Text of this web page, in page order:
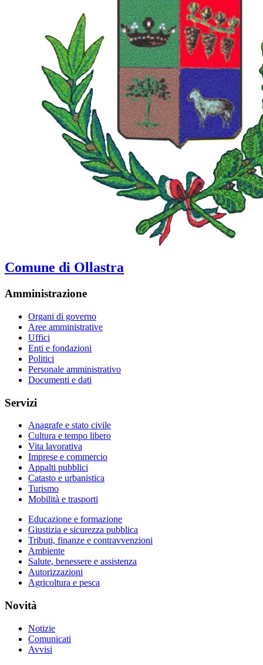
Comune di Ollastra
Amministrazione
Organi di governo
Aree amministrative
Uffici
Enti e fondazioni
Politici
Personale amministrativo
Documenti e dati
Servizi
Anagrafe e stato civile
Cultura e tempo libero
Vita lavorativa
Imprese e commercio
Appalti pubblici
Catasto e urbanistica
Turismo
Mobilità e trasporti
Educazione e formazione
Giustizia e sicurezza pubblica
Tributi, finanze e contravvenzioni
Ambiente
Salute, benessere e assistenza
Autorizzazioni
Agricoltura e pesca
Novità
Notizie
Comunicati
Avvisi